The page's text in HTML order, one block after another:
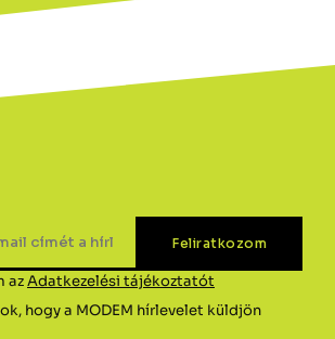
azAdatkezelési tájékoztatót
hogy a MODEM hírlevelet küldjön